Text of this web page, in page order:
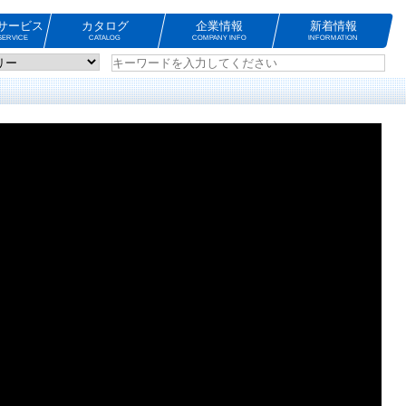
ービス カタログ
CATALOG
企業情報
COMPANY INFO
新着情報
INFORMATION